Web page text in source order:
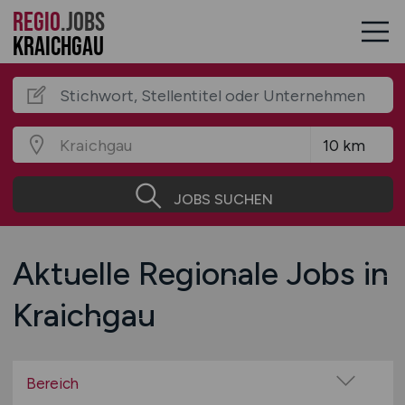
REGIO.JOBS
Kraichgau
JOBS SUCHEN
Aktuelle Regionale Jobs in
Kraichgau
Bereich